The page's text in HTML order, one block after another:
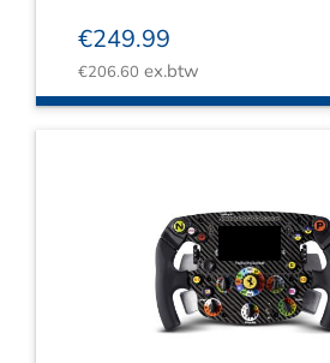
€249.99
€206.60 ex.btw